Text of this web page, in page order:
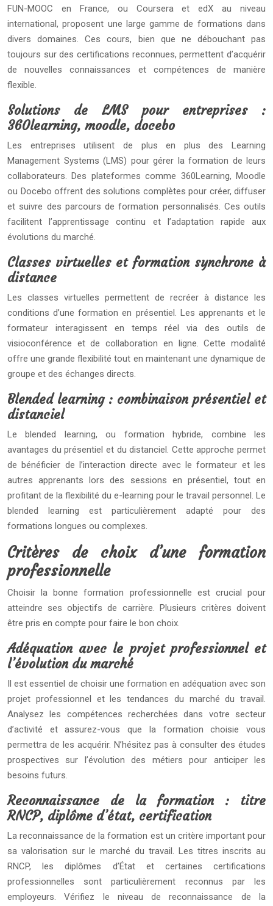
FUN-MOOC en France, ou Coursera et edX au niveau
international, proposent une large gamme de formations dans
divers domaines. Ces cours, bien que ne débouchant pas
toujours sur des certifications reconnues, permettent d’acquérir
de nouvelles connaissances et compétences de manière
flexible.
Solutions de LMS pour entreprises :
360learning, moodle, docebo
Les entreprises utilisent de plus en plus des Learning
Management Systems (LMS) pour gérer la formation de leurs
collaborateurs. Des plateformes comme 360Learning, Moodle
ou Docebo offrent des solutions complètes pour créer, diffuser
et suivre des parcours de formation personnalisés. Ces outils
facilitent l’apprentissage continu et l’adaptation rapide aux
évolutions du marché.
Classes virtuelles et formation synchrone à
distance
Les classes virtuelles permettent de recréer à distance les
conditions d’une formation en présentiel. Les apprenants et le
formateur interagissent en temps réel via des outils de
visioconférence et de collaboration en ligne. Cette modalité
offre une grande flexibilité tout en maintenant une dynamique de
groupe et des échanges directs.
Blended learning : combinaison présentiel et
distanciel
Le blended learning, ou formation hybride, combine les
avantages du présentiel et du distanciel. Cette approche permet
de bénéficier de l’interaction directe avec le formateur et les
autres apprenants lors des sessions en présentiel, tout en
profitant de la flexibilité du e-learning pour le travail personnel. Le
blended learning est particulièrement adapté pour des
formations longues ou complexes.
Critères de choix d’une formation
professionnelle
Choisir la bonne formation professionnelle est crucial pour
atteindre ses objectifs de carrière. Plusieurs critères doivent
être pris en compte pour faire le bon choix.
Adéquation avec le projet professionnel et
l’évolution du marché
Il est essentiel de choisir une formation en adéquation avec son
projet professionnel et les tendances du marché du travail.
Analysez les compétences recherchées dans votre secteur
d’activité et assurez-vous que la formation choisie vous
permettra de les acquérir. N’hésitez pas à consulter des études
prospectives sur l’évolution des métiers pour anticiper les
besoins futurs.
Reconnaissance de la formation : titre
RNCP, diplôme d’état, certification
La reconnaissance de la formation est un critère important pour
sa valorisation sur le marché du travail. Les titres inscrits au
RNCP, les diplômes d’État et certaines certifications
professionnelles sont particulièrement reconnus par les
employeurs. Vérifiez le niveau de reconnaissance de la